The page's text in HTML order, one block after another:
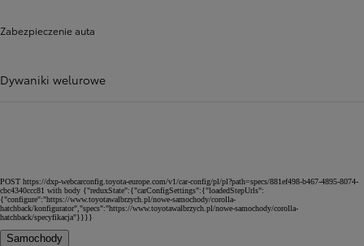
Zabezpieczenie auta
Dywaniki welurowe
POST https://dxp-webcarconfig.toyota-europe.com/v1/car-config/pl/pl?path=specs/881ef498-b467-4895-8074-
cbc4340ccc81 with body {"reduxState":{"carConfigSettings":{"loadedStepUrls":
{"configure":"https://www.toyotawalbrzych.pl/nowe-samochody/corolla-
hatchback/konfigurator","specs":"https://www.toyotawalbrzych.pl/nowe-samochody/corolla-
hatchback/specyfikacja"}}}}
Samochody